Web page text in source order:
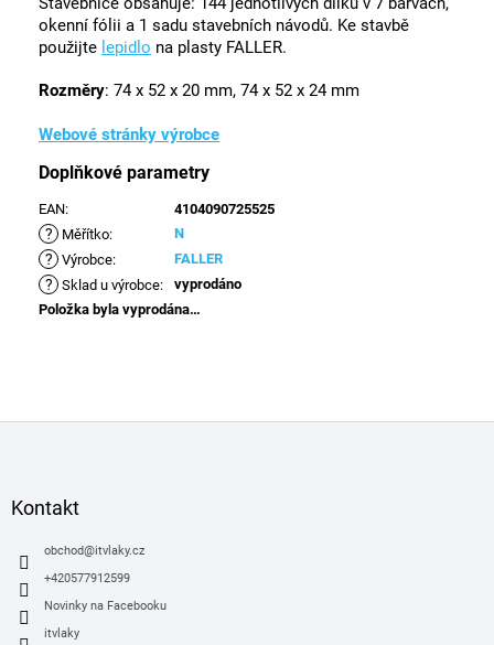
okenní fólii a 1 sadu stavebních návodů. Ke stavbě
použijte lepidlo na plasty FALLER.
Rozměry: 74 x 52 x 20 mm, 74 x 52 x 24 mm
Webové stránky výrobce
Doplňkové parametry
EAN: 4104090725525
? Měřítko: N
? Výrobce: FALLER
? Sklad u výrobce:
vyprodáno
Položka byla vyprodána…
Kontakt
obchod@itvlaky.cz
+420577912599
Novinky na Facebooku
itvlaky